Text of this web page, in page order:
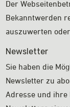
Der
Bekanntwerden
auszuwerten
Newsletter
Sie haben die
Newsletter zu
Adresse und ihre